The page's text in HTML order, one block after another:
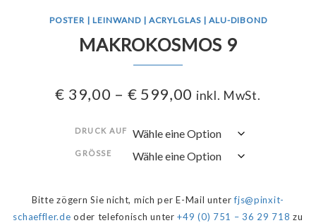
POSTER | LEINWAND | ACRYLGLAS | ALU-DIBOND
MAKROKOSMOS 9
€ 39,00 – € 599,00 inkl. MwSt.
DRUCK AUF
GRÖSSE
Bitte zögern Sie nicht, mich per E-Mail unterfjs@pinxit-
schaeffler.de oder telefonisch unter+49 (0) 751 – 36 29 718 zu